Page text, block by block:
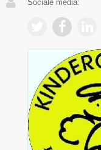
Sociale media: